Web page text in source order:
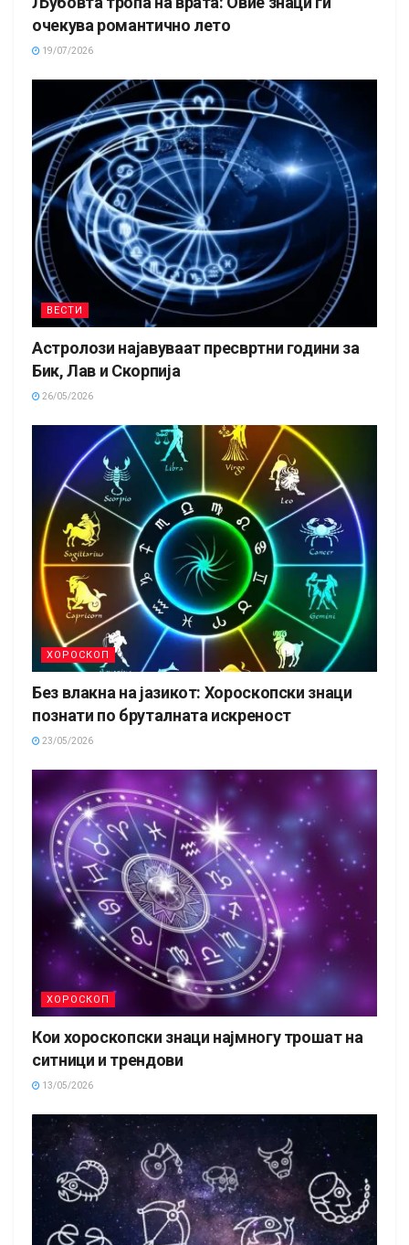
очекува романтично лето
19/07/2026
ВЕСТИ
Астролози најавуваат пресвртни години за
Бик, Лав и Скорпија
26/05/2026
ХОРОСКОП
Без влакна на јазикот: Хороскопски знаци
познати по бруталната искреност
23/05/2026
ХОРОСКОП
Кои хороскопски знаци најмногу трошат на
ситници и трендови
13/05/2026